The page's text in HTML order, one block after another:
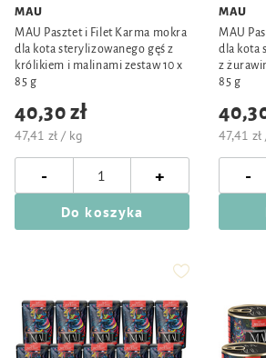
MAU
MAU Pasztet i Filet Karma mokra
dla kota sterylizowanego gęś z
królikiem i malinami zestaw 10 x
85 g
40,30 zł
47,41 zł / kg
- +
Do koszyka
MAU
MAU
dla kota
z
85 g
47,41
-